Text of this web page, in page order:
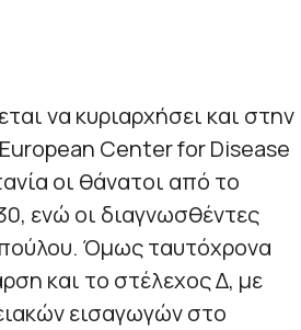
να κυριαρχήσει και στην
Center for Disease
οι θάνατοι από το
ενώ οι διαγνωσθέντες
Όμως ταυτόχρονα
και το στέλεχος Δ, με
εισαγωγών στο